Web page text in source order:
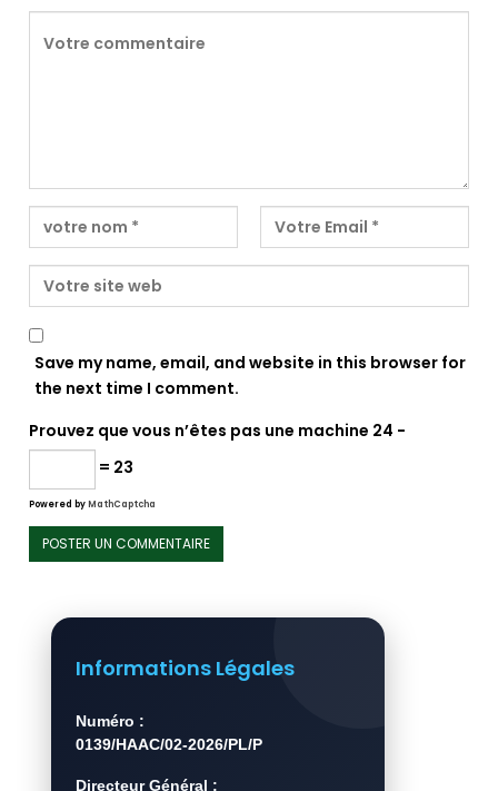
Save my name, email, and website in this browser for
the next time I comment.
Prouvez que vous n’êtes pas une machine 24 −
= 23
Powered byMathCaptcha
Informations Légales
Numéro :
0139/HAAC/02-2026/PL/P
Directeur Général :